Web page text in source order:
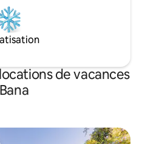
de vacances